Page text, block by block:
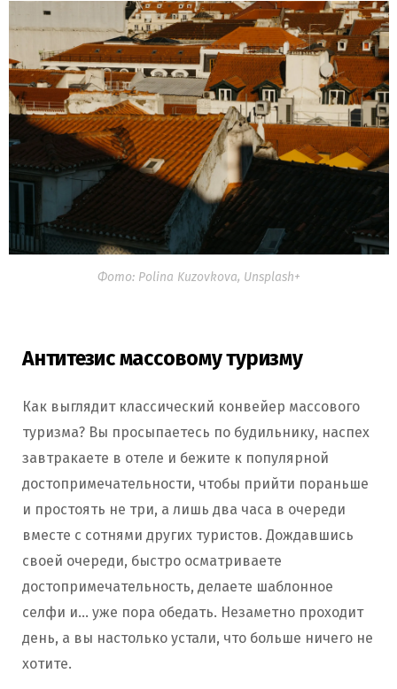
Фото: Polina Kuzovkova, Unsplash+
Антитезис массовому туризму
Как выглядит классический конвейер массового
туризма? Вы просыпаетесь по будильнику, наспех
завтракаете в отеле и бежите к популярной
достопримечательности, чтобы прийти пораньше
и простоять не три, а лишь два часа в очереди
вместе с сотнями других туристов. Дождавшись
своей очереди, быстро осматриваете
достопримечательность, делаете шаблонное
селфи и… уже пора обедать. Незаметно проходит
день, а вы настолько устали, что больше ничего не
хотите.